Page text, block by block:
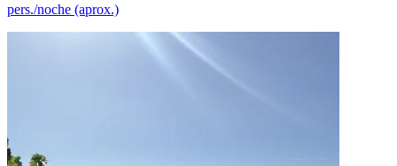
pers./noche (aprox.)